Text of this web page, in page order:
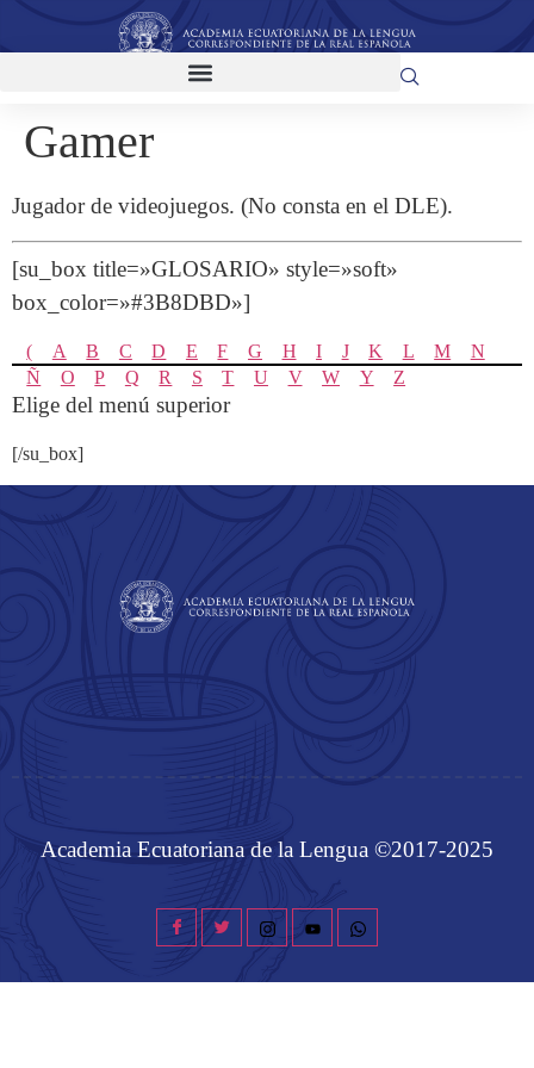
Gamer
Jugador de videojuegos. (No consta en el DLE).
[su_box title=»GLOSARIO» style=»soft»
box_color=»#3B8DBD»]
( A B C D E F G H I J K L M
N
Ñ
O P Q R S T U V W Y Z
Elige del menú superior
[/su_box]
Academia Ecuatoriana de la Lengua ©2017-2025